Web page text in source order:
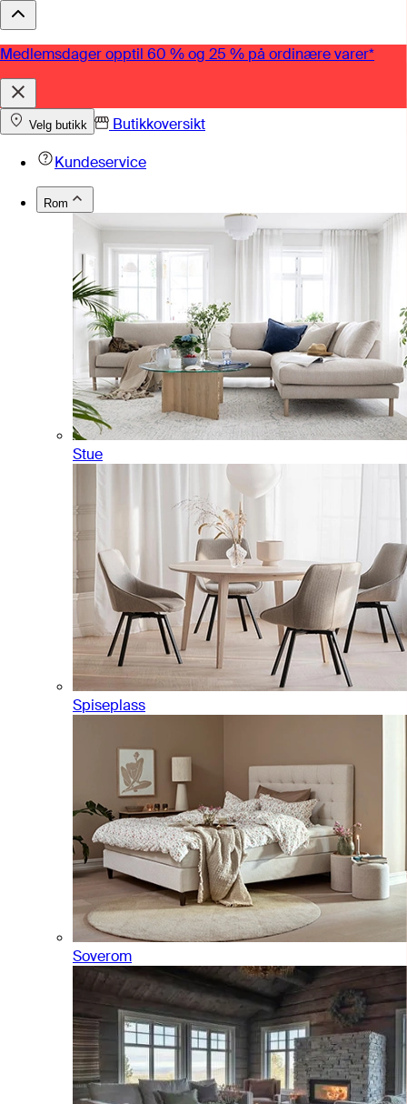
Medlemsdager opptil 60 % og 25 % på ordinære varer*
Velg butikk
Butikkoversikt
Kundeservice
Rom
Stue
Spiseplass
Soverom